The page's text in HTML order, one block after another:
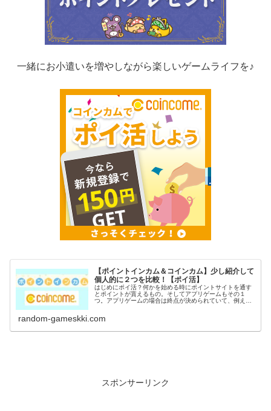
一緒にお小遣いを増やしながら楽しいゲームライフを♪
【ポイントインカム＆コインカム】少し紹介して
個人的に２つを比較！【ポイ活】
はじめにポイ活？何かを始める時にポイントサイトを通す
とポイントが貰えるもの。そしてアプリゲームもその１
つ。アプリゲームの場合は終点が決められていて、例えば
random-gameskki.com
スポンサーリンク